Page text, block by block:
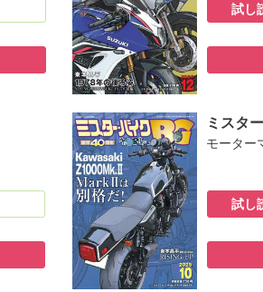
試し
ミスタ
モーター
試し